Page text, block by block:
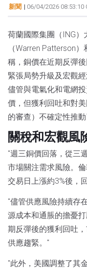
新聞 | 06/04/2026 08:53:10
荷蘭國際集團（ING）
（Warren Patterson
稱，銅價在近期反彈
緊張局勢升級及宏觀
儘管與電氣化和電網
價，但獲利回吐和對
的審查）不確定性推動
關稅和宏觀風
"週三銅價回落，從三
市場關注需求風險。
交易日上漲約3%後，
"儘管供應風險持續存
源成本和通脹的擔憂
期反彈後的獲利回吐
供應趨緊。"
"此外，美國調整了其